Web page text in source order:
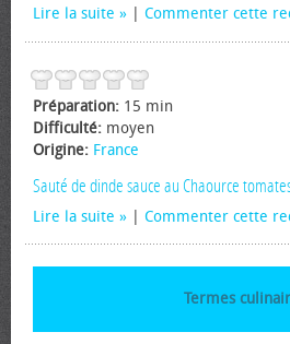
Lire la suite Commenter cette
Préparation: 15 min
Difficulté: moyen
Origine: France
Sauté de dinde sauce au Chaource
Lire la suite Commenter cette
Termes